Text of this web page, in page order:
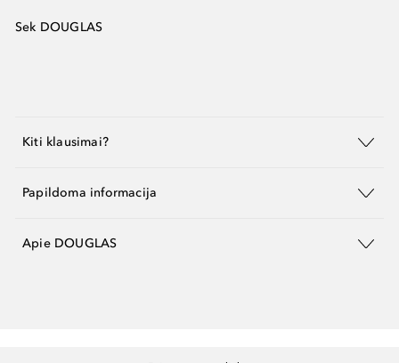
Sek DOUGLAS
Kiti klausimai?
Papildoma informacija
Apie DOUGLAS